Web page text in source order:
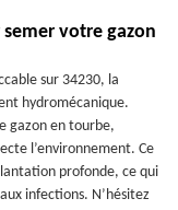
votre gazon
sur 34230, la
hydromécanique.
gazon en tourbe,
l’environnement. Ce
profonde, ce qui
infections. N’hésitez